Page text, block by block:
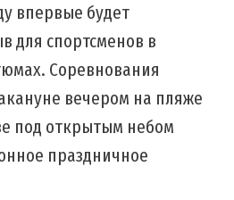
впервые будет
для спортсменов в
Соревнования
вечером на пляже
под открытым небом
праздничное